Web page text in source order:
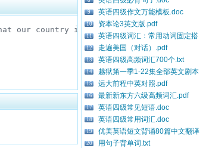
9 英语四级作文万能模板.doc
10 资本论3英文版.pdf
11 英语四级词汇：常用动词固定搭
12 走遍美国（对话）.pdf
13 英语四级高频词汇700个.txt
14 越狱第一季1-22集全部英文剧本
15 远大前程中英对照.pdf
16 最新新东方六级高频词汇.pdf
17 英语四级常见短语.doc
18 英语四级常用词汇.doc
19 优美英语短文背诵80篇中文翻译
20 用句子背单词.txt